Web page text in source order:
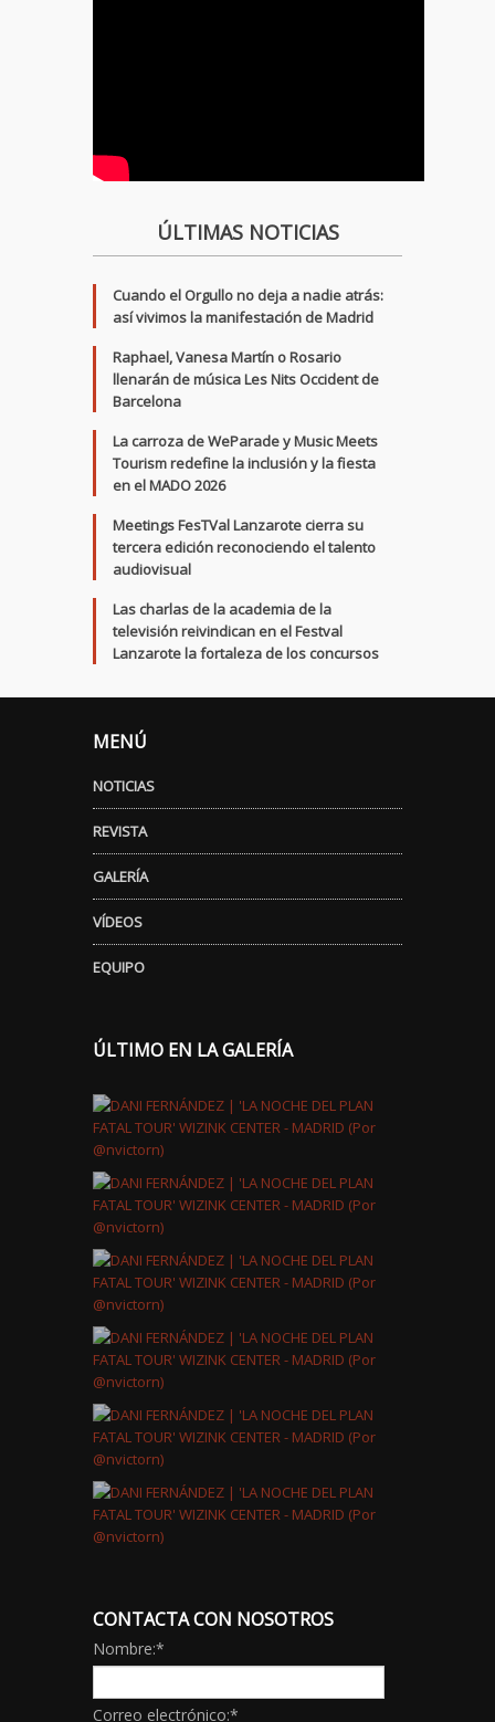
ÚLTIMAS NOTICIAS
Cuando el Orgullo no deja a nadie atrás:
así vivimos la manifestación de Madrid
Raphael, Vanesa Martín o Rosario
llenarán de música Les Nits Occident de
Barcelona
La carroza de WeParade y Music Meets
Tourism redefine la inclusión y la fiesta
en el MADO 2026
Meetings FesTVal Lanzarote cierra su
tercera edición reconociendo el talento
audiovisual
Las charlas de la academia de la
televisión reivindican en el Festval
Lanzarote la fortaleza de los concursos
MENÚ
NOTICIAS
REVISTA
GALERÍA
VÍDEOS
EQUIPO
ÚLTIMO EN LA GALERÍA
CONTACTA CON NOSOTROS
Nombre:*
Correo electrónico:*